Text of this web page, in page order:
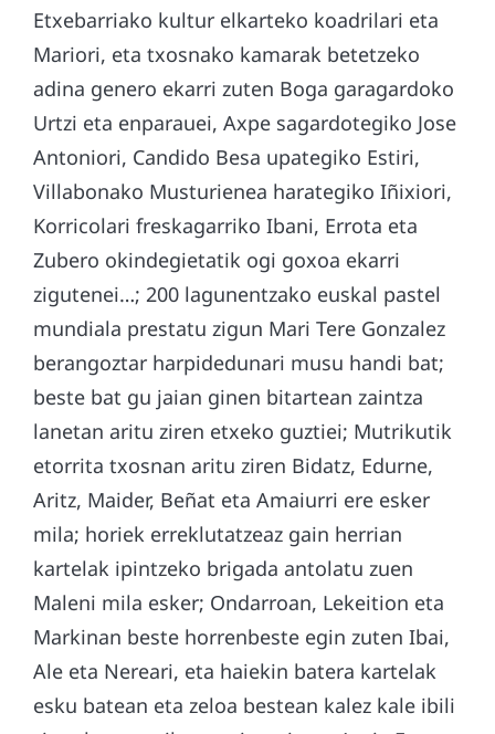
Etxebarriako kultur elkarteko koadrilari eta
Mariori, eta txosnako kamarak betetzeko
adina genero ekarri zuten Boga garagardoko
Urtzi eta enparauei, Axpe sagardotegiko Jose
Antoniori, Candido Besa upategiko Estiri,
Villabonako Musturienea harategiko Iñixiori,
Korricolari freskagarriko Ibani, Errota eta
Zubero okindegietatik ogi goxoa ekarri
zigutenei…; 200 lagunentzako euskal pastel
mundiala prestatu zigun Mari Tere Gonzalez
berangoztar harpidedunari musu handi bat;
beste bat gu jaian ginen bitartean zaintza
lanetan aritu ziren etxeko guztiei; Mutrikutik
etorrita txosnan aritu ziren Bidatz, Edurne,
Aritz, Maider, Beñat eta Amaiurri ere esker
mila; horiek erreklutatzeaz gain herrian
kartelak ipintzeko brigada antolatu zuen
Maleni mila esker; Ondarroan, Lekeition eta
Markinan beste horrenbeste egin zuten Ibai,
Ale eta Nereari, eta haiekin batera kartelak
esku batean eta zeloa bestean kalez kale ibili